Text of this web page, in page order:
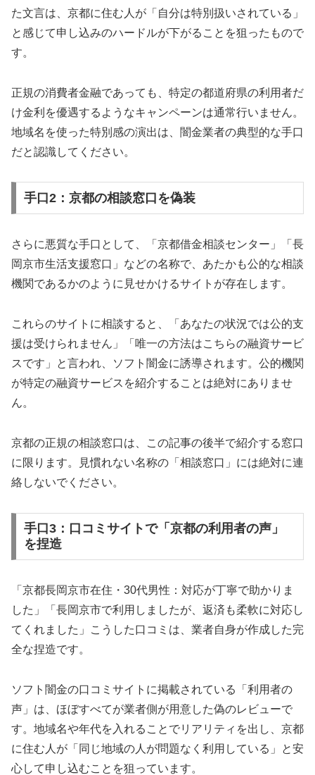
た文言は、京都に住む人が「自分は特別扱いされている」
と感じて申し込みのハードルが下がることを狙ったもので
す。
正規の消費者金融であっても、特定の都道府県の利用者だ
け金利を優遇するようなキャンペーンは通常行いません。
地域名を使った特別感の演出は、闇金業者の典型的な手口
だと認識してください。
手口2：京都の相談窓口を偽装
さらに悪質な手口として、「京都借金相談センター」「長
岡京市生活支援窓口」などの名称で、あたかも公的な相談
機関であるかのように見せかけるサイトが存在します。
これらのサイトに相談すると、「あなたの状況では公的支
援は受けられません」「唯一の方法はこちらの融資サービ
スです」と言われ、ソフト闇金に誘導されます。公的機関
が特定の融資サービスを紹介することは絶対にありませ
ん。
京都の正規の相談窓口は、この記事の後半で紹介する窓口
に限ります。見慣れない名称の「相談窓口」には絶対に連
絡しないでください。
手口3：口コミサイトで「京都の利用者の声」
を捏造
「京都長岡京市在住・30代男性：対応が丁寧で助かりま
した」「長岡京市で利用しましたが、返済も柔軟に対応し
てくれました」こうした口コミは、業者自身が作成した完
全な捏造です。
ソフト闇金の口コミサイトに掲載されている「利用者の
声」は、ほぼすべてが業者側が用意した偽のレビューで
す。地域名や年代を入れることでリアリティを出し、京都
に住む人が「同じ地域の人が問題なく利用している」と安
心して申し込むことを狙っています。